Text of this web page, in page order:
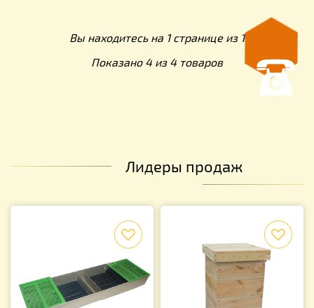
Вы находитесь на 1 странице из 1
Показано 4 из 4 товаров
Лидеры продаж